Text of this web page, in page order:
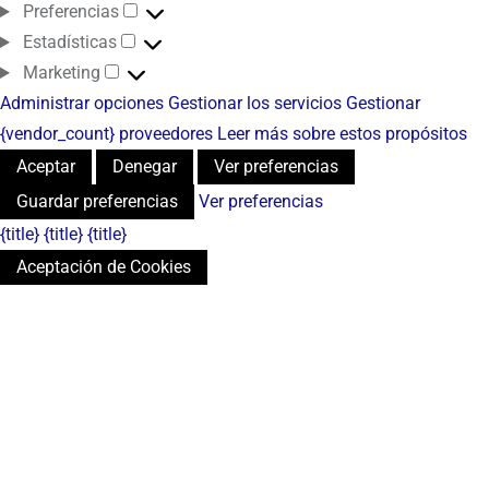
Preferencias
Estadísticas
Marketing
Administrar opciones Gestionar los servicios Gestionar
{vendor_count} proveedores Leer más sobre estos propósitos
Aceptar
Denegar
Ver preferencias
Guardar preferencias
Ver preferencias
{title} {title} {title}
Aceptación de Cookies